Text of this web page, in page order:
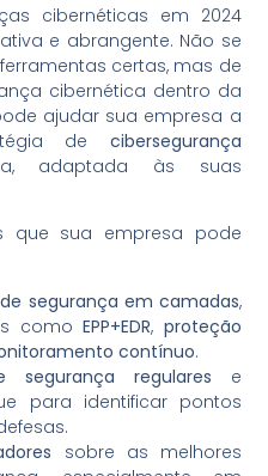
cibernéticas em 2024
e abrangente. Não se
certas, mas de
cibernética dentro da
ajudar sua empresa a
de cibersegurança
adaptada às suas
que sua empresa pode
segurança em camadas,
comoEPP+EDR, proteção
contínuo.
segurança regulares e
para identificar pontos
sobre as melhores